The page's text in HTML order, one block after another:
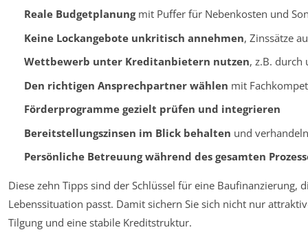
Reale Budgetplanungmit Puffer für Nebenkosten und
Keine Lockangebote unkritisch annehmen, Zinssätze
Wettbewerb unter Kreditanbietern nutzen, z.B. durch
Den richtigen Ansprechpartner wählen mit
Förderprogramme gezielt prüfen und integrieren
Bereitstellungszinsen im Blick behalten und verhandeln
Persönliche Betreuung während des gesamten
Diese zehn Tipps sind der Schlüssel für eine
Lebenssituation passt. Damit sichern Sie sich nicht nur
Tilgung und eine stabile Kreditstruktur.